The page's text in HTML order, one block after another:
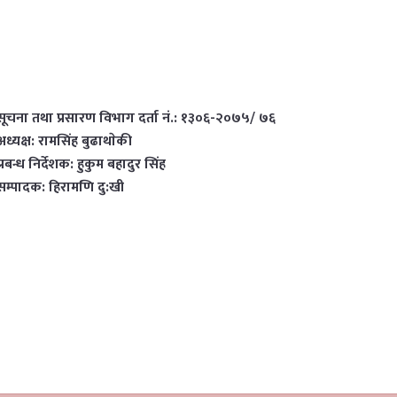
तथा प्रसारण विभाग दर्ता नं.: १३०६-२०७५/ ७६
रामसिंह बुढाथाेकी
निर्देशक: हुकुम बहादुर सिंह
हिरामणि दु:खी